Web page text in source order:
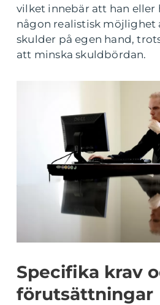
vilket innebär att han eller
någon realistisk möjlighet
skulder på egen hand,
att minska skuldbördan.
Specifika krav
förutsättningar